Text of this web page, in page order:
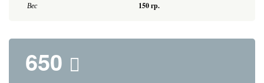
Вес 150 гр.
650